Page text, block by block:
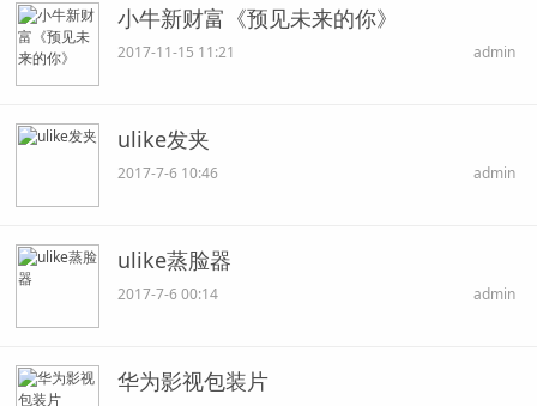
小牛新财富《预见未来的你》
2017-11-15 11:21 admin
ulike发夹
2017-7-6 10:46 admin
ulike蒸脸器
2017-7-6 00:14 admin
华为影视包装片